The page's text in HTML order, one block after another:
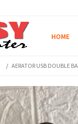
HOME
/ AERATOR USB DOUBLE